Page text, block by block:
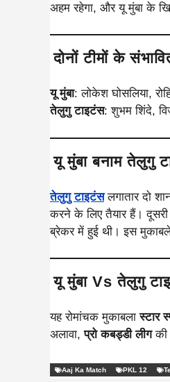
अहम रहेगा, और यू मुंबा के
दोनों टीमों के
यू मुंबा: लोकेश घोसलिया,
तेलुगु टाइटंस: शुभम शिंदे,
यू मुंबा बनाम तेलुगु
तेलुगु टाइटंसलगातार दो
करने के लिए तैयार हैं।
ब्रेकर में हुई थी। इस
यू मुंबा Vs तेलुगु
यह रोमांचक मुकाबलास्टार
अलावा,प्रो कबड्डी लीगकी
Aaj Ka Match PKL 12